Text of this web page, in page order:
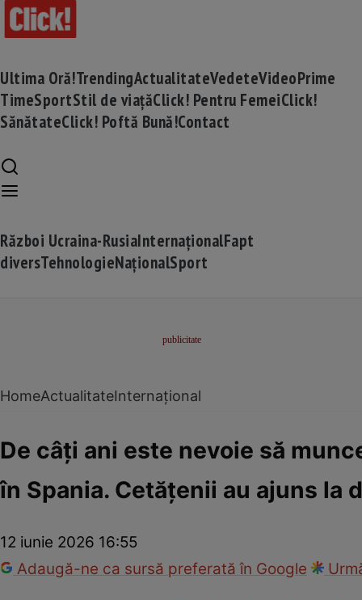
Ultima Oră!TrendingActualitateVedeteVideoPrime
TimeSportStil de viațăClick! Pentru FemeiClick!
SănătateClick! Poftă Bună!Contact
Război Ucraina-RusiaInternaționalFapt
diversTehnologieNaționalSport
HomeActualitateInternațional
De câți ani este nevoie să
în Spania. Cetățenii au ajuns la
12 iunie 2026 16:55
Adaugă-ne ca sursă preferată în Google